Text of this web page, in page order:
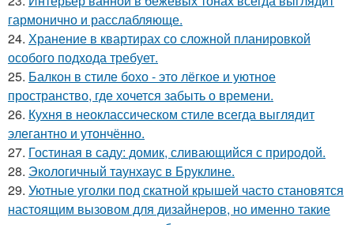
гармонично и расслабляюще.
24. Хранение в квартирах со сложной планировкой
особого подхода требует.
25. Балкон в стиле бохо - это лёгкое и уютное
пространство, где хочется забыть о времени.
26. Кухня в неоклассическом стиле всегда выглядит
элегантно и утончённо.
27. Гостиная в саду: домик, сливающийся с природой.
28. Экологичный таунхаус в Бруклине.
29. Уютные уголки под скатной крышей часто становятся
настоящим вызовом для дизайнеров, но именно такие